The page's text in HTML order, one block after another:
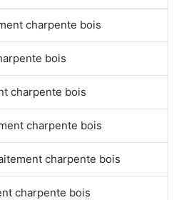
charpente bois
bois
charpente bois
charpente bois
charpente bois
charpente bois